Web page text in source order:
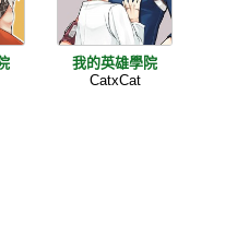
我的英雄學院
CatxCat